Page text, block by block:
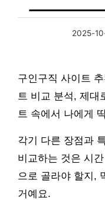
2025-
구인구직 사이트
트 비교 분석, 제대
트 속에서 나에게
각기 다른 장점과
비교하는 것은 시
으로 골라야 할지,
거예요.